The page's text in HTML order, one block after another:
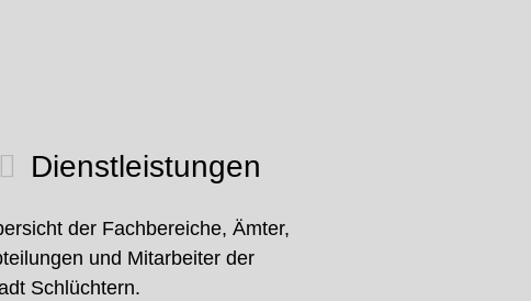
Dienstleistungen
der Fachbereiche, Ämter,
und Mitarbeiter der
Schlüchtern.